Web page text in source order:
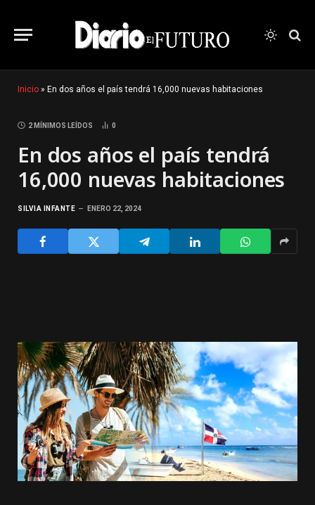
Inicio » En dos años el país tendrá 16,000 nuevas habitaciones
2 MÍNIMOS LEÍDOS 0
En dos años el país tendrá
16,000 nuevas habitaciones
SILVIA INFANTE ENERO 22, 2024